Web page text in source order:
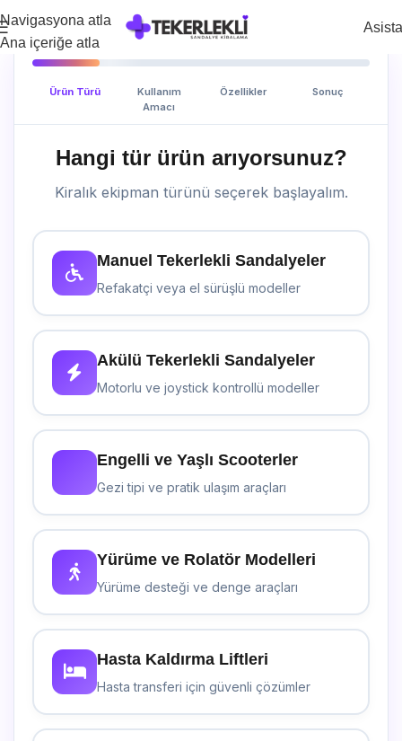
Navigasyona atla
Ana içeriğe atla
Ürün Türü
Kullanım
Amacı
Özellikler Sonuç
Hangi tür ürün arıyorsunuz?
Kiralık ekipman türünü seçerek başlayalım.
Manuel Tekerlekli Sandalyeler
Refakatçi veya el sürüşlü modeller
Akülü Tekerlekli Sandalyeler
Motorlu ve joystick kontrollü modeller
Engelli ve Yaşlı Scooterler
Gezi tipi ve pratik ulaşım araçları
Yürüme ve Rolatör Modelleri
Yürüme desteği ve denge araçları
Hasta Kaldırma Liftleri
Hasta transferi için güvenli çözümler